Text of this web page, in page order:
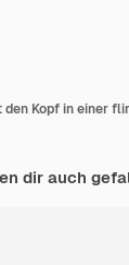
den Kopf in einer
dir auch